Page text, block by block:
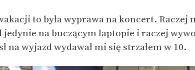
to była wyprawa na koncert. Raczej
jedynie na buczącym laptopie i raczej
na wyjazd wydawał mi się strzałem w 10.